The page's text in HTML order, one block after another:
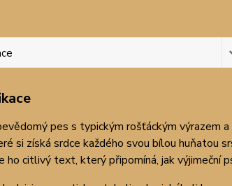
pes s typickým rošťáckým výrazem
si získá srdce každého svou bílou huňatou
ho citlivý text, který připomíná, jak výjimeční